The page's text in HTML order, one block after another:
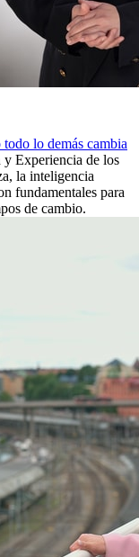
lo demás cambia
y Experiencia de los
la inteligencia
fundamentales para
de cambio.